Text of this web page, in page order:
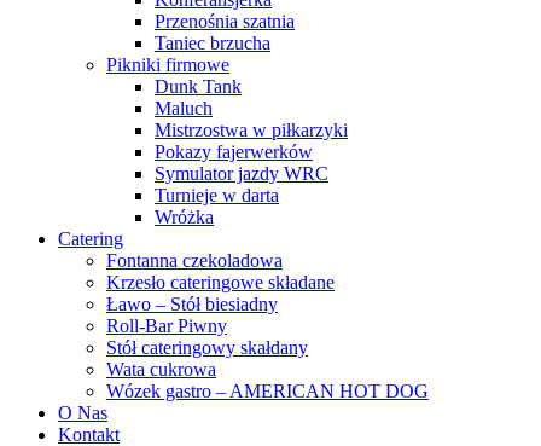
Przenośnia szatnia
Taniec brzucha
Pikniki firmowe
Dunk Tank
Maluch
Mistrzostwa w piłkarzyki
Pokazy fajerwerków
Symulator jazdy WRC
Turnieje w darta
Wróżka
Catering
Fontanna czekoladowa
Krzesło cateringowe składane
Ławo – Stół biesiadny
Roll-Bar Piwny
Stół cateringowy skałdany
Wata cukrowa
Wózek gastro – AMERICAN HOT DOG
O Nas
Kontakt